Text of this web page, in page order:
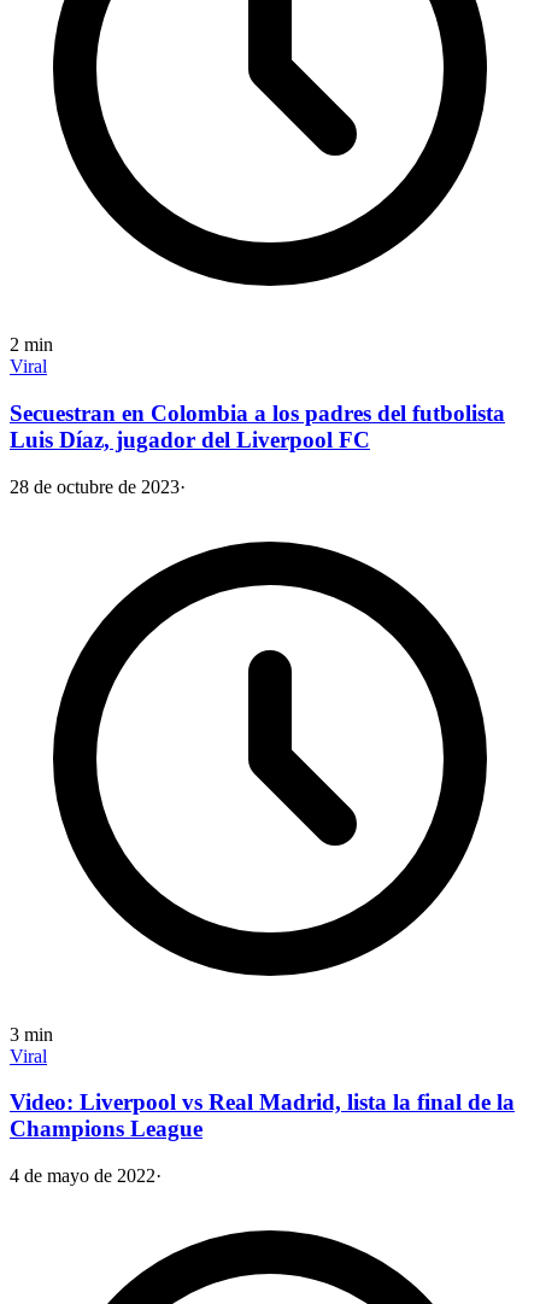
2 min
Viral
Secuestran en Colombia a los padres del futbolista
Luis Díaz, jugador del Liverpool FC
28 de octubre de 2023·
3 min
Viral
Video: Liverpool vs Real Madrid, lista la final de la
Champions League
4 de mayo de 2022·